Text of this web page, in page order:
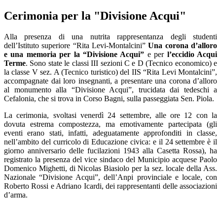
Cerimonia per la "Divisione Acqui"
Alla presenza di una nutrita rappresentanza degli studenti
dell’Istituto superiore “Rita Levi-Montalcini”Una corona d’alloro
e una memoria per la “Divisione Acqui” e per l’eccidio Acqui
Terme. Sono state le classi III sezioni C e D (Tecnico economico) e
la classe V sez. A (Tecnico turistico) del IIS “Rita Levi Montalcini”,
accompagnate dai loro insegnanti, a presentare una corona d’alloro
al monumento alla “Divisione Acqui”, trucidata dai tedeschi a
Cefalonia, che si trova in Corso Bagni, sulla passeggiata Sen. Piola.
La cerimonia, svoltasi venerdì 24 settembre, alle ore 12 con la
dovuta estrema compostezza, ma emotivamente partecipata (gli
eventi erano stati, infatti, adeguatamente approfonditi in classe,
nell’ambito del curricolo di Educazione civica: e il 24 settembre è il
giorno anniversario delle fucilazioni 1943 alla Casetta Rossa), ha
registrato la presenza del vice sindaco del Municipio acquese Paolo
Domenico Mighetti, di Nicolas Biasiolo per la sez. locale della Ass.
Nazionale “Divisione Acqui”, dell’Anpi provinciale e locale, con
Roberto Rossi e Adriano Icardi, dei rappresentanti delle associazioni
d’arma.